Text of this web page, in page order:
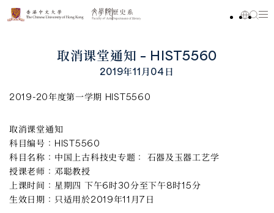
取消课堂通知 – HIST5560
2019年11月04日
2019-20年度第一学期 HIST5560
取消课堂通知
科目编号： HIST5560
科目名称： 中国上古科技史专题： 石器及玉器工艺学
授课老师： 邓聪教授
上课时间： 星期四 下午6时30分至下午8时15分
生效日期： 只适用於2019年11月7日